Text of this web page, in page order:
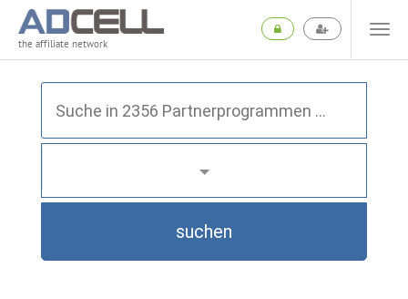
the affiliate network
suchen